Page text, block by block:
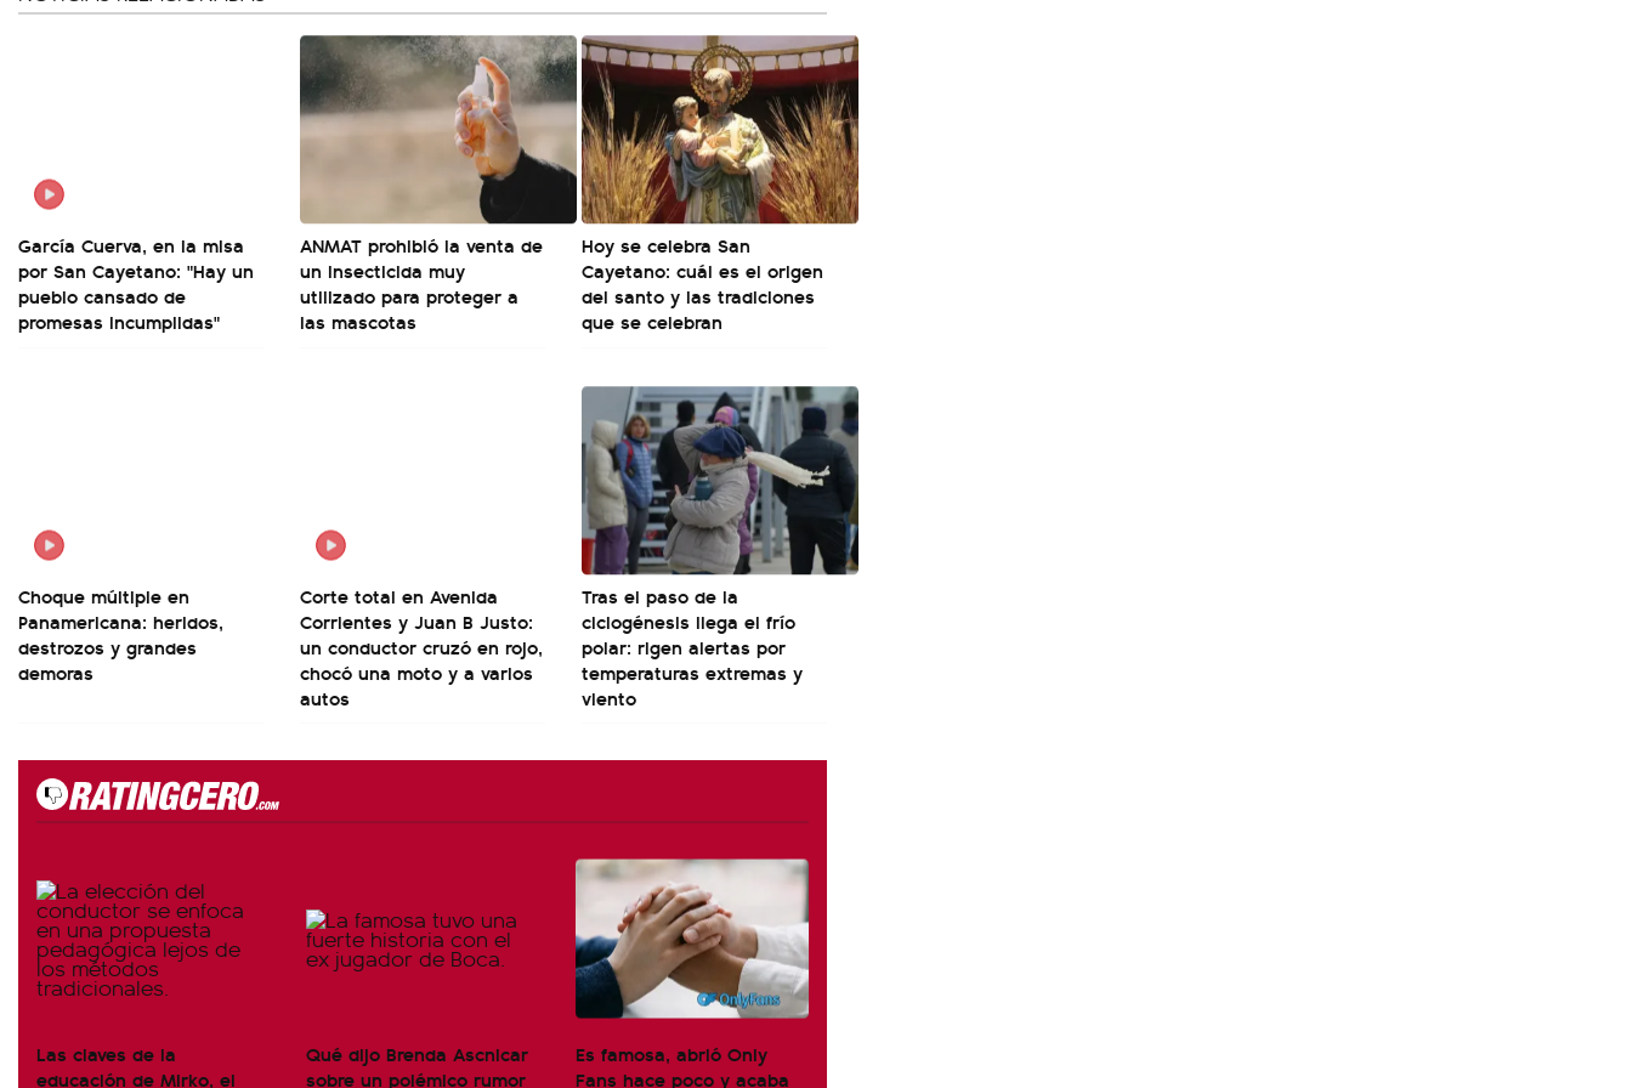
García Cuerva, en la misa
por San Cayetano: "Hay un
pueblo cansado de
promesas incumplidas"
ANMAT prohibió la venta de
un insecticida muy
utilizado para proteger a
las mascotas
Hoy se celebra San
Cayetano: cuál es el origen
del santo y las tradiciones
que se celebran
Choque múltiple en
Panamericana: heridos,
destrozos y grandes
demoras
Corte total en Avenida
Corrientes y Juan B Justo:
un conductor cruzó en rojo,
chocó una moto y a varios
autos
Tras el paso de la
ciclogénesis llega el frío
polar: rigen alertas por
temperaturas extremas y
viento
Las claves de la
educación de Mirko, el
Qué dijo Brenda Ascnicar
sobre un polémico rumor
Es famosa, abrió Only
Fans hace poco y acaba